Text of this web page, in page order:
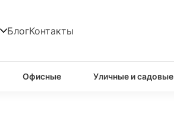
БлогКонтакты
Офисные Уличные и садовые